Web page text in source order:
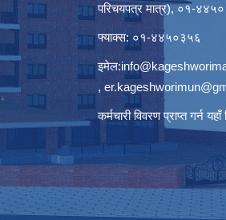
परिचयपत्र मात्र), ०१-
फ्याक्स: ०१-४४५०३५६
इमेल:
,
कर्मचारी विवरण प्राप्त गर्न